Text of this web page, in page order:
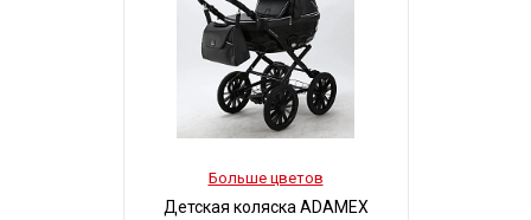
Больше цветов
Детская коляска ADAMEX